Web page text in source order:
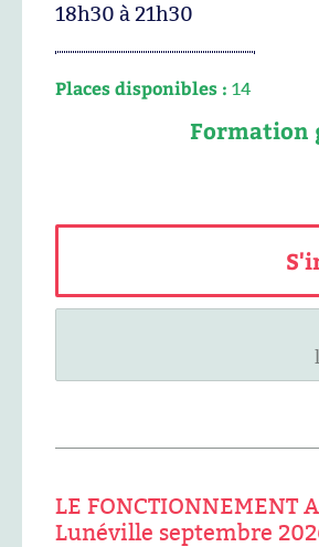
18h30 à 21h30
Places disponibles : 14
Formation
LE FONCTIONNEMENT
Lunéville septembre